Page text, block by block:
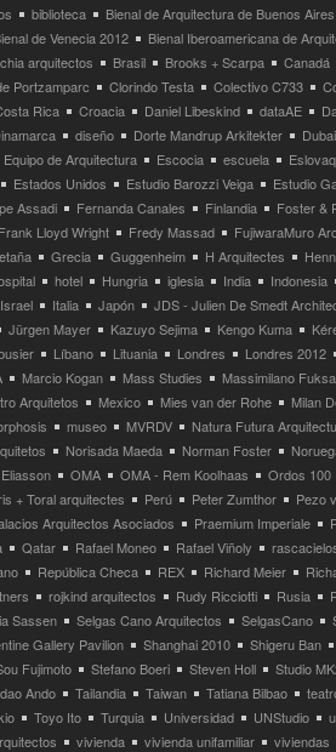
biblioteca
Bienal de Arquitectura de Buenos Aires
de Venecia 2012
Bienal Iberoamericana de
arquitectos Brasil Brooks + Scarpa
Canadá
Portzamparc Clorindo Testa Colectivo C733
Rica Croacia Daniel Libeskind dataAE
diseño Dorte Mandrup Arkitekter
Dubai
Equipo de Arquitectura Escocia escuela
Estados Unidos Estudio Barozzi Veiga
Estudio
Assadi Fernanda Canales Finlandia
Foster &
Frank Lloyd Wright Fredy Massad
FujiwaraMuro
Grecia Guggenheim H Arquitectes
hotel Hungria iglesia India
Indonesia
Israel Italia Japón
JDS - Julien De Smedt
Jürgen Mayer Kazuyo Sejima Kengo Kuma
Líbano Lituania Londres
Londres 2012
Marcio Kogan Mass Studies
Massimilano
Arquitetos Mexico Mies van der Rohe
Milan
museo MVRDV
Natura Futura
Norisada Maeda Norman Foster
OMA OMA - Rem Koolhaas
Ordos 100
+ Toral arquitectes Perú Peter Zumthor
Pezo
Arquitectos Asociados Praemium Imperiale
Qatar Rafael Moneo Rafael Viñoly
República Checa REX Richard Meier
rojkind arquitectos Rudy Ricciotti Rusia
Sassen Selgas Cano Arquitectos SelgasCano
Gallery Pavilion Shanghai 2010
Shigeru Ban
Fujimoto Stefano Boeri Steven Holl
Studio
Ando Tailandia Taiwan Tatiana Bilbao
Toyo Ito Turquia Universidad UNStudio
vivienda vivienda unifamiliar
viviendas